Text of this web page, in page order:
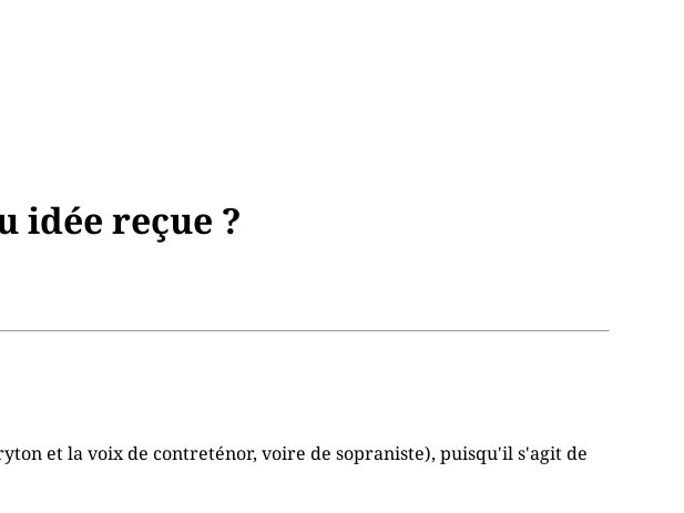
idée reçue ?
et la voix de contreténor, voire de sopraniste), puisqu'il s'agit de